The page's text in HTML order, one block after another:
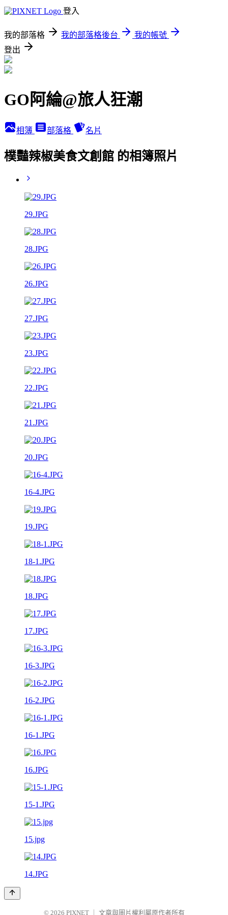
登入
我的部落格 我的部落格後台
我的帳號
登出
GO阿綸@旅人狂潮
相簿 部落格 名片
樸豔辣椒美食文創館 的相簿照片
29.JPG
28.JPG
26.JPG
27.JPG
23.JPG
22.JPG
21.JPG
20.JPG
16-4.JPG
19.JPG
18-1.JPG
18.JPG
17.JPG
16-3.JPG
16-2.JPG
16-1.JPG
16.JPG
15-1.JPG
15.jpg
14.JPG
© 2026 PIXNET 文章與圖片權利屬原作者所有